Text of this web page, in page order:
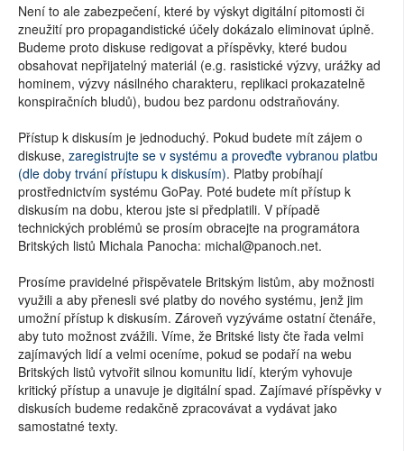
Není to ale zabezpečení, které by výskyt digitální pitomosti či
zneužití pro propagandistické účely dokázalo eliminovat úplně.
Budeme proto diskuse redigovat a příspěvky, které budou
obsahovat nepřijatelný materiál (e.g. rasistické výzvy, urážky ad
hominem, výzvy násilného charakteru, replikaci prokazatelně
konspiračních bludů), budou bez pardonu odstraňovány.
Přístup k diskusím je jednoduchý. Pokud budete mít zájem o
diskuse, zaregistrujte se v systému a proveďte vybranou platbu
(dle doby trvání přístupu k diskusím). Platby probíhají
prostřednictvím systému GoPay. Poté budete mít přístup k
diskusím na dobu, kterou jste si předplatili. V případě
technických problémů se prosím obracejte na programátora
Britských listů Michala Panocha: michal@panoch.net.
Prosíme pravidelné přispěvatele Britským listům, aby možnosti
využili a aby přenesli své platby do nového systému, jenž jim
umožní přístup k diskusím. Zároveň vyzýváme ostatní čtenáře,
aby tuto možnost zvážili. Víme, že Britské listy čte řada velmi
zajímavých lidí a velmi oceníme, pokud se podaří na webu
Britských listů vytvořit silnou komunitu lidí, kterým vyhovuje
kritický přístup a unavuje je digitální spad. Zajímavé příspěvky v
diskusích budeme redakčně zpracovávat a vydávat jako
samostatné texty.